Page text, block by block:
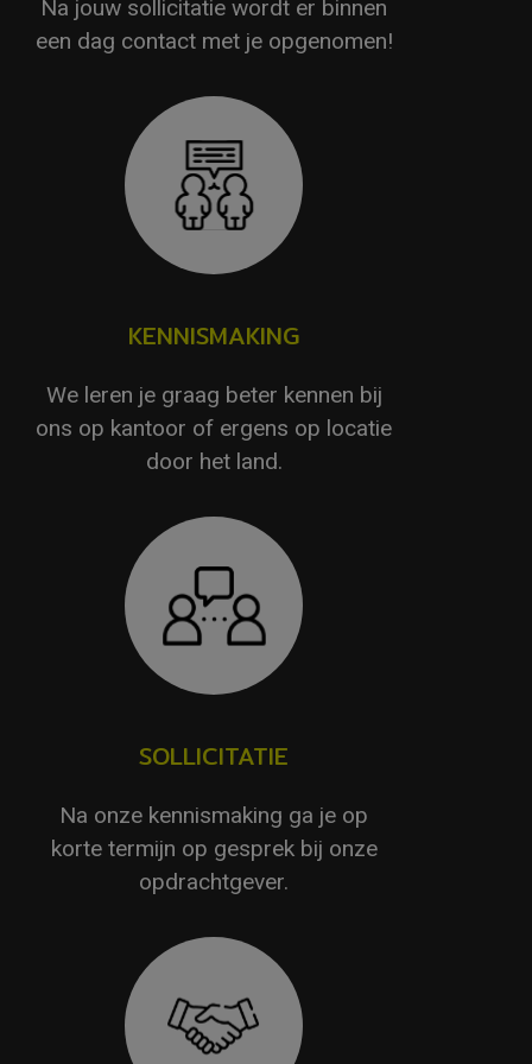
Na jouw sollicitatie wordt er binnen
een dag contact met je opgenomen!
KENNISMAKING
We leren je graag beter kennen bij
ons op kantoor of ergens op locatie
door het land.
SOLLICITATIE
Na onze kennismaking ga je op
korte termijn op gesprek bij onze
opdrachtgever.